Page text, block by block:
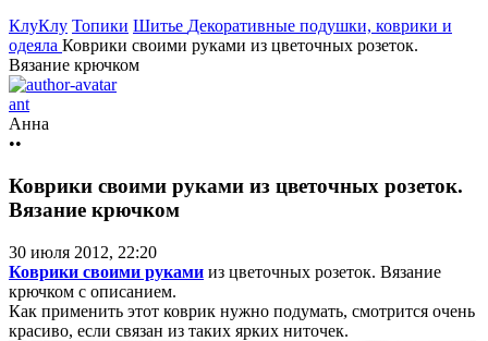
КлуКлу Топики Шитье Декоративные подушки, коврики и
одеяла Коврики своими руками из цветочных розеток.
Вязание крючком
ant
Анна
••
Коврики своими руками из цветочных розеток.
Вязание крючком
30 июля 2012, 22:20
Коврики своими руками из цветочных розеток. Вязание
крючком с описанием.
Как применить этот коврик нужно подумать, смотрится очень
красиво, если связан из таких ярких ниточек.